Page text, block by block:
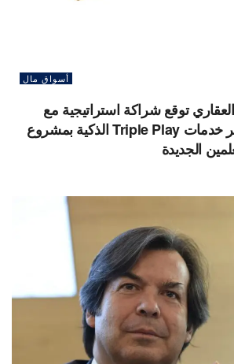
أسواق مال
توقع شراكة استراتيجية مع
ڤودافون مصر لتوفير خدمات Triple Play الذكية بمشروع
الجديدة